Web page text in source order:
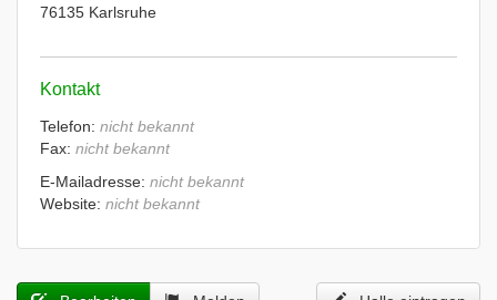
76135 Karlsruhe
Kontakt
Telefon: nicht bekannt
Fax: nicht bekannt
E-Mailadresse: nicht bekannt
Website: nicht bekannt